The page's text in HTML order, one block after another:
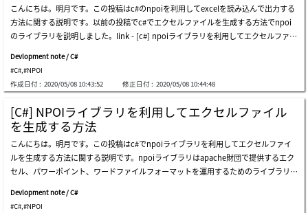
です。サーバーを起動してクライアントで接続しましょう。上のtelnetで接続したこ
とと同じ結果になりました。参照 - https://docs.microsoft.com/en-us/dotnet/stan
dard/asynchronous-programming-patterns/ここまでc#の非同期ソケット通信
ります。システムリソースは限定的なので、スレッドとsocketオブジェクトを無限に
生成することができません。ゲームサーバーだと考えても同時接続200clientから300
clientだけでもスレッドが200個から300個が生成されることです。最近は、ハードウ
ェアが以前より非常に向上になりましたが、c#の長所であり短所であるgc(ガベージ
コレクション)があるのでリソース管理がしやすくないでしょう。c#というのはイン
スタンスを生成することは可能ですが、メモリ解除はできません。gcが自動に解除
してくれますが、リソースをたくさん使っている状況でサーバーがフリージング状態
になっても可笑しくないでしょう。その問題を解決することが非同期ソケットです。
非同期ソケットはclientが接続すると接続する時の処理をためのイベントを発生して
連結リソースをキュー構造のiocpに格納します。その後からclientからメッセージが
発生するとiocpから連結リソースを持ち込んでソケット通信を続けることです。その
ことでサーバはthreadを生成する必要がないので、リソースをたくさん節約するこ
とができます。非同期ソケットサーバーはスレッドを管理するスレッドプールを生成
する必要がないし、スレッドを管理する必要がないので、その部分はソースが簡単に
なります。これが同期ソケット通信と非同期ソケット通信の差です。非同期ソケット
こんにちは。明月です。この投稿はc#のnpoiを利用してexcelを読み込んで出力する
方法に関する説明です。以前の投稿でc#でエクセルファイルを生成する方法でnpoi
のライブラリを説明しました。link - [c#] npoiライブラリを利用してエクセルファイ
ルのテンプレートを読み込んでエクセルを出力する方法に関して説明します。例のデ
ータは始めの列は月、二つ目は温度平均、三つ目は午前の温度、四つ目は午後の温度
です。右下のグラフは基本の表の数値の基盤で表れた一年間の気温平均です。ここで
やろうと思うことはエクセルで温度平均は関数でカラムを関数で計算するし、グラフ
もb列のデータで表示するので、エクセルを読み込んでc列のデータとd列のデータを
修正すればb列のデータが更新されグラフが変わるかを確認しましょう。npoiを利用
するためにnugetからライブラリをダウンロード及び連携しましょう。これからエク
セル生成したディレクトリに移動してファイルを開きましょう。結果をみれば既存b
列のデータをc列のデータが変更されました。そのあとb列の関数データが更新さ
れ、グラフの結果まで更新されました。作業しながらなぜかc列とd列のデータを変
更することだけでb列のデータが自動に更新されませんでした。トリガーみたいな呼
Devlopment note / C#
#C#,#NPOI
作成日付 : 2020/05/08 10:43:52 修正日付 : 2020/05/08 10:44:48
[C#] NPOIライブラリを利用してエクセルファイル
を生成する方法
こんにちは。明月です。この投稿はc#でnpoiライブラリを利用してエクセルファイ
ルを生成する方法に関する説明です。npoiライブラリはapache財団で提供するエク
セル、パワーポイント、ワードファイルフォーマットを運用するためのライブラリで
イブラリを提供していることです。それならこれからnpoiを使ってエクセルを作成
Devlopment note / C#
#C# #NPOI